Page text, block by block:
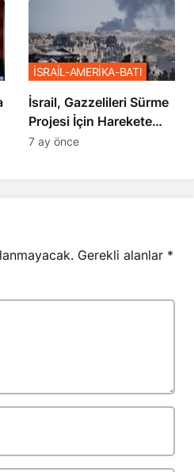
İsrail, Gazzelileri Sürme
Projesi İçin Harekete
Geçti
İSRAİL-AMERİKA-BATI
7 ay önce
Gerekli alanlar *